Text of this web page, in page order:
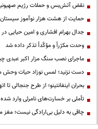
نقض آتش‌بس و حملات رژیم
حمایت از هشت هزار نوآموز سیستان
جدال بهرام افشاری و امین حیایی
وحدت مکرّراً و مؤکّداً تذکر داده شد
ماجرای نصب سنگ مزار اکبر عبدی
دست نزنید؛ لمس نوزاد حیات وحش
بحران اینفانتینو؛ از طرح جنجالی تا
تأملی بر خسارت‌های نامرئی وارد
چاقی به دلیل بی‌ارادگی نیست؛ مغز